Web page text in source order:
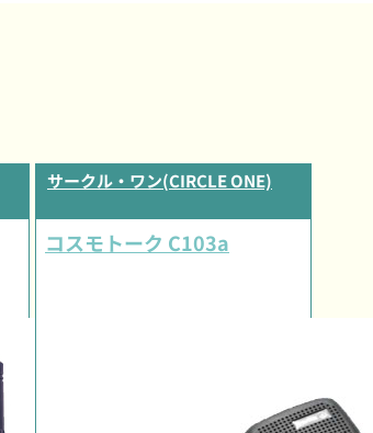
サークル・ワン(CIRCLE ONE)
コスモトーク C103a